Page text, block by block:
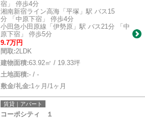
宿」 停歩4分
湘南新宿ライン高海「平塚」駅 バス15
分 「中原下宿」 停歩4分
小田急小田原線「伊勢原」駅 バス21分 「中
原下宿」 停歩5分
9.7万円
間取:2LDK
建物面積:63.92㎡ / 19.33坪
土地面積:- / -
敷金/礼金:1ヶ月/1ヶ月
賃貸｜アパート
コーポシティ １